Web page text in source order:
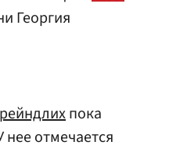
Георгия
пока
отмечается